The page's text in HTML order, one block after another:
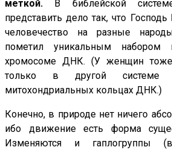
меткой. В библейской
представить дело так, что
человечество на разные
пометил уникальным набором
хромосоме ДНК. (У женщин тоже
только в другой
митохондриальных кольцах ДНК.)
Конечно, в природе нет ничего
ибо движение есть форма
Изменяются и гаплогруппы